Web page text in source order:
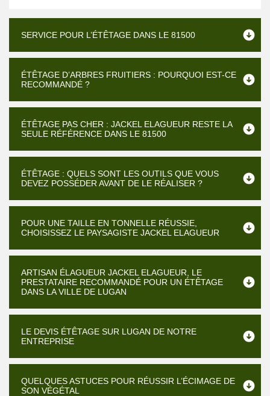
SERVICE POUR L’ÉTÊTAGE DANS LE 81500
ÉTÊTAGE D’ARBRES FRUITIERS : POURQUOI EST-CE
RECOMMANDÉ ?
ÉTÊTAGE PAS CHER : JACKEL ELAGUEUR RESTE LA
SEULE RÉFÉRENCE DANS LE 81500
ÉTÊTAGE : QUELS SONT LES OUTILS QUE VOUS
DEVEZ POSSÉDER AVANT DE LE RÉALISER ?
POUR UNE TAILLE EN TONNELLE RÉUSSIE,
CHOISISSEZ LE PAYSAGISTE JACKEL ELAGUEUR
ARTISAN ÉLAGUEUR JACKEL ELAGUEUR, LE
PRESTATAIRE RECOMMANDÉ POUR UN ÉTÊTAGE
DANS LA VILLE DE LUGAN
LE DEVIS ÉTÊTAGE SUR LUGAN DE NOTRE
ENTREPRISE
QUELQUES ASTUCES POUR RÉUSSIR L’ÉCIMAGE DE
SON VÉGÉTAL